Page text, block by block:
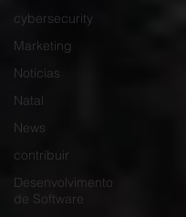
cybersecurity
Marketing
Notícias
Natal
News
contribuir
Desenvolvimento
de Software